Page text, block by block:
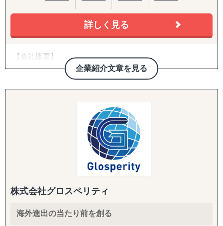
などいったお悩みを抱えています。こういったお悩みの企
業のご担当者は、ぜひ一度、アクシアマーケティングにご
連絡ください。
東南アジアや中国、韓国、インドをはじめ、北米や欧州と
いった幅広い国・地域での調査実績があり、調査・分析に
特化している弊社が、貴社の海外事業の成功に向けて、伴
走支援させていただきます。
【主要サービスメニュー】
【よくご相談いただく内容】
「どの国・地域に参入すべきかわからない」
「進出に踏み切れる客観的データがない」
る」
詳しく見る
企業紹介文章を見る
【会社概要】
■私たちレインは、世界40カ国以上にわたり構築された専
門家とのネットワークで、様々な日本
企業のグローバルな展望に基づいた海外進出の支援をし
■レイン独自のネットワークは現地語・日本語を解する多
数の専門調査員や、様々な専門領域を
持つ大学教授陣、また、現地の内情に精通した各国の調
査会社などから構成されます。
■カバーする地域は東アジア、東南アジア、南アジア、中
東、欧州、アフリカ、北米、中南米
及び、世界各地における効果的な調査とその分析によ
り、現地の最新状況をつぶさに把握する
株式会社グロスペリティ
海外進出の当たり前を創る